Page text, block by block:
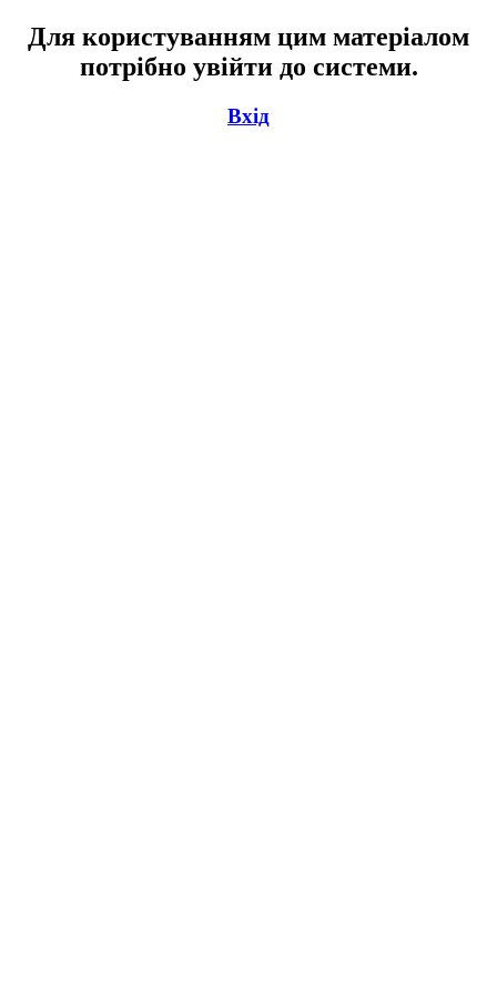
Для користуванням цим матеріалом
потрібно увійти до системи.
Вхід